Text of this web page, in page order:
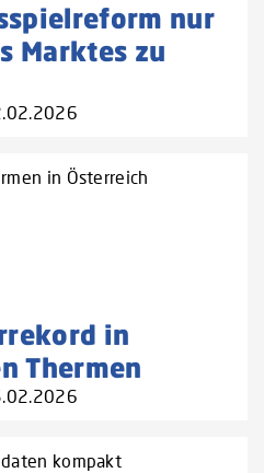
nur
Marktes zu
in Österreich
in
Thermen
kompakt